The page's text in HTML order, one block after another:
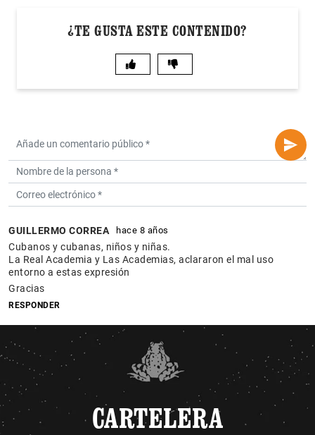
¿TE GUSTA ESTE CONTENIDO?
GUILLERMO CORREA hace 8 años
Cubanos y cubanas, niños y niñas.
La Real Academia y Las Academias, aclararon el mal uso
entorno a estas expresión
Gracias
RESPONDER
CARTELERA